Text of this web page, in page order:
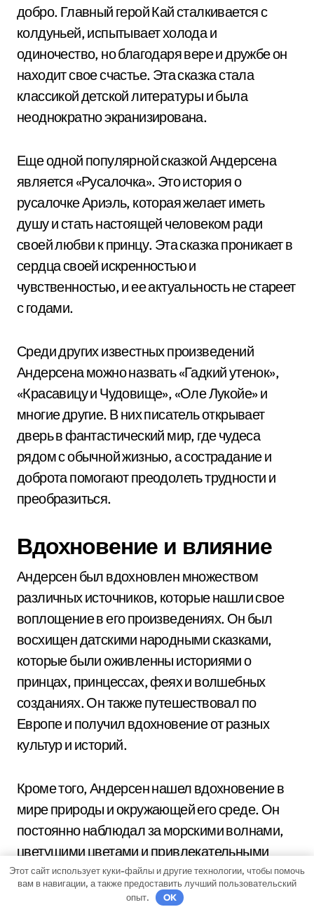
добро. Главный герой Кай сталкивается с
колдуньей, испытывает холода и
одиночество, но благодаря вере и дружбе он
находит свое счастье. Эта сказка стала
классикой детской литературы и была
неоднократно экранизирована.
Еще одной популярной сказкой Андерсена
является «Русалочка». Это история о
русалочке Ариэль, которая желает иметь
душу и стать настоящей человеком ради
своей любви к принцу. Эта сказка проникает в
сердца своей искренностью и
чувственностью, и ее актуальность не стареет
с годами.
Среди других известных произведений
Андерсена можно назвать «Гадкий утенок»,
«Красавицу и Чудовище», «Оле Лукойе» и
многие другие. В них писатель открывает
дверь в фантастический мир, где чудеса
рядом с обычной жизнью, а сострадание и
доброта помогают преодолеть трудности и
преобразиться.
Вдохновение и влияние
Андерсен был вдохновлен множеством
различных источников, которые нашли свое
воплощение в его произведениях. Он был
восхищен датскими народными сказками,
которые были оживленны историями о
принцах, принцессах, феях и волшебных
созданиях. Он также путешествовал по
Европе и получил вдохновение от разных
культур и историй.
Кроме того, Андерсен нашел вдохновение в
мире природы и окружающей его среде. Он
постоянно наблюдал за морскими волнами,
цветущими цветами и привлекательными
пейзажами. Эти впечатления нашли свое
отражение в его сказках.
Этот сайт использует куки-файлы и другие технологии, чтобы помочь
вам в навигации, а также предоставить лучший пользовательский
опыт.
OK